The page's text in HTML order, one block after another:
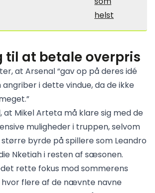
helst
til at betale overpris
at Arsenal “gav op på deres idé
i dette vindue, da de ikke
at Mikel Arteta må klare sig med de
muligheder i truppen, selvom
byrde på spillere som Leandro
Nketiah i resten af sæsonen.
rette fokus mod sommerens
hvor flere af de nævnte navne